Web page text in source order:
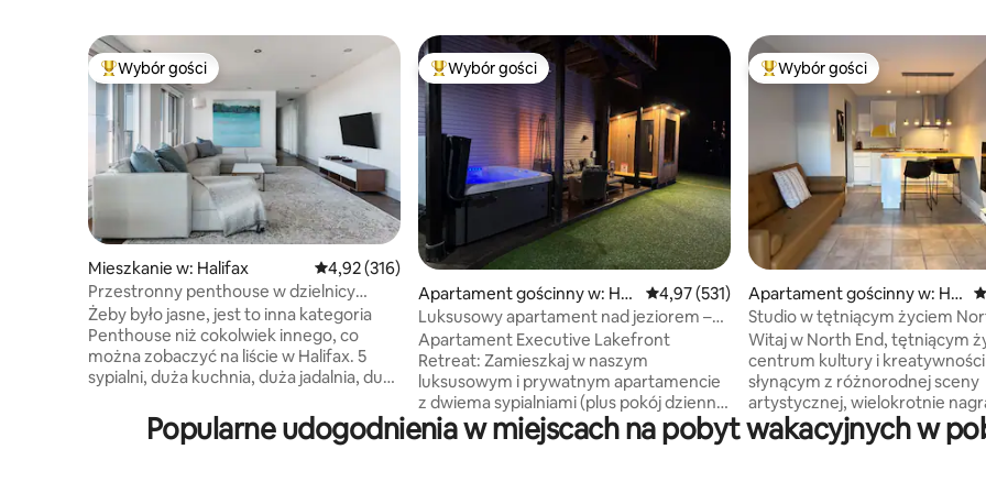
Najpopularniejsze z kategorii Wybór gości
Wybór gości
Mieszkanie w: Halifax Średnia ocena: 4,92 na 5, liczba recenzji: 316
4,92 (316)
Przestronny penthouse w dzielnicy
rozrywki i konferencji
Żeby było jasne, jest to inna kategoria
Penthouse niż cokolwiek innego, co
można zobaczyć na liście w Halifax. 5
sypialni, duża kuchnia, duża jadalnia, duża
kwadratowych to największe i najbardziej
luksusowe mieszkanie, jakie znajdziesz.
Najpopularniejsze z kategorii Wybór gości
Wybór gości
Apartament gościnny w: Ha
mmonds Plains
Średnia ocena: 4,97 na 5, liczba recenzji: 531
4,97 (531)
Luksusowy apartament nad jeziorem –
jacuzzi i udogodnienia!
Apartament Executive Lakefront
Retreat: Zamieszkaj w naszym
luksusowym i prywatnym apartamencie
z dwiema sypialniami (plus pokój dzienny)
nad garażem, oferującym ekskluzywne
udogodnienia zapewniające spokojny
Najpopularniejsze z kategorii
Wybór gości
Apartament gościnny w: Hal
ifax
Studio w tętniącym życiem
przy Cytadeli
Witaj w North End, tętniącym
centrum kultury i kreatywności
słynącym z różnorodnej sceny
artystycznej, wielokrotnie
kuchni i tętniącego życiem
nocnego. Mieszkaj na
Popularne udogodnienia w miejscach na pobyt wakacyjnych w